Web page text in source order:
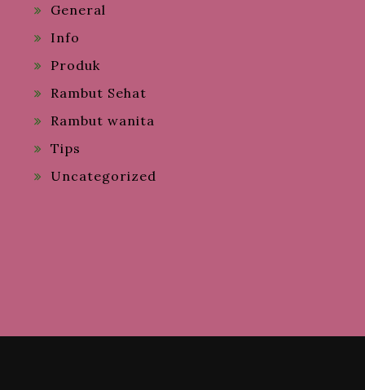
General
Info
Produk
Rambut Sehat
Rambut wanita
Tips
Uncategorized